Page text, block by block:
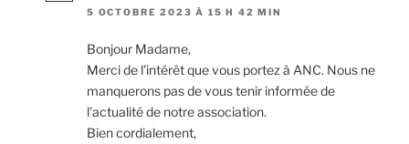
5 OCTOBRE 2023 À 15 H 42 MIN
Bonjour Madame,
Merci de l’intérêt que vous portez à ANC. Nous ne
manquerons pas de vous tenir informée de
l’actualité de notre association.
Bien cordialement,